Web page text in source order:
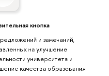
кнопка
и замечаний,
на улучшение
университета и
качества образования